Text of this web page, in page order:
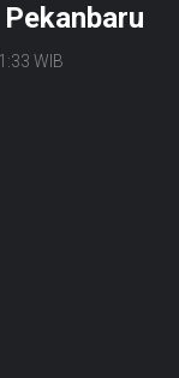
WIB